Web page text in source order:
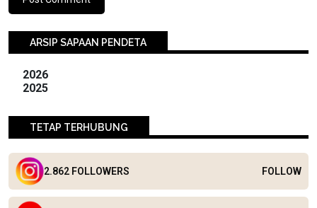
ARSIP SAPAAN PENDETA
2026
2025
TETAP TERHUBUNG
2.862 FOLLOWERS FOLLOW